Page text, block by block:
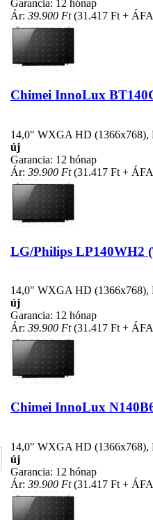
Garancia: 12 hónap
Ár: 39.900 Ft(31.417 Ft +
Chimei InnoLux
14,0" WXGA HD (1366x768),
új
Garancia: 12 hónap
Ár: 39.900 Ft(31.417 Ft +
LG/Philips LP140WH2
14,0" WXGA HD (1366x768),
új
Garancia: 12 hónap
Ár: 39.900 Ft(31.417 Ft +
Chimei InnoLux
14,0" WXGA HD (1366x768),
új
Garancia: 12 hónap
Ár: 39.900 Ft(31.417 Ft +